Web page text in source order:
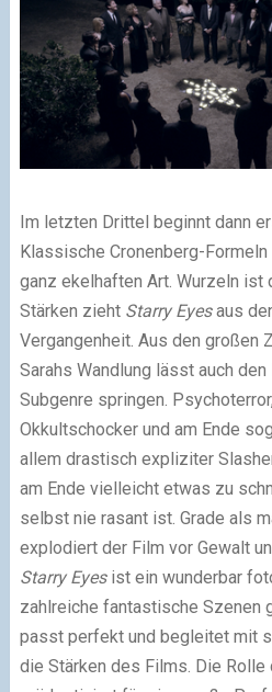
Im letzten Drittel beginnt dann
Klassische Cronenberg-
ganz ekelhaften Art. Wurzeln ist
Stärken zieht Starry Eyesaus
Vergangenheit. Aus den großen
Sarahs Wandlung lässt auch
Subgenre springen.
Okkultschocker und am Ende
allem drastisch expliziter
am Ende vielleicht etwas zu
selbst nie rasant ist. Grade als
explodiert der Film vor Gewalt
Starry Eyesist ein wunderbar
zahlreiche fantastische Szenen
passt perfekt und begleitet mit
die Stärken des Films. Die Rolle